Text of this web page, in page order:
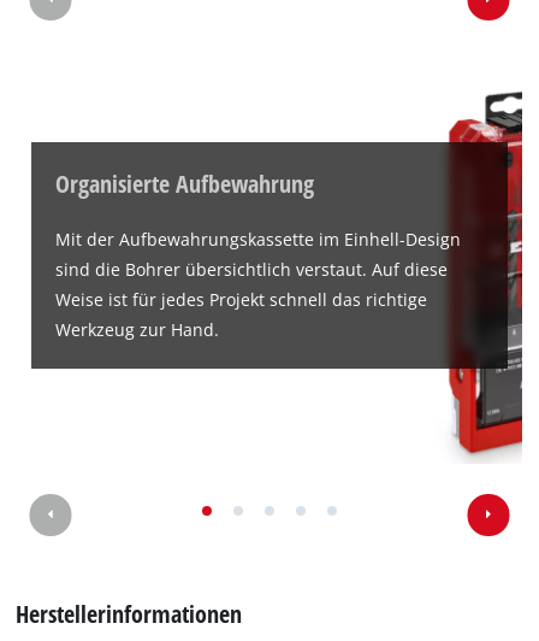
Wir benötigen deine Zustimmung, um
to trackers that are not disclosed to the
Organisierte Aufbewahrung
Mit der Aufbewahrungskassette im Einhell-Design
sind die Bohrer übersichtlich verstaut. Auf diese
Weise ist für jedes Projekt schnell das richtige
Werkzeug zur Hand.
Herstellerinformationen